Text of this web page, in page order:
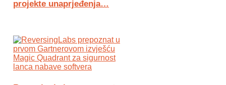
projekte unaprjeđenja…